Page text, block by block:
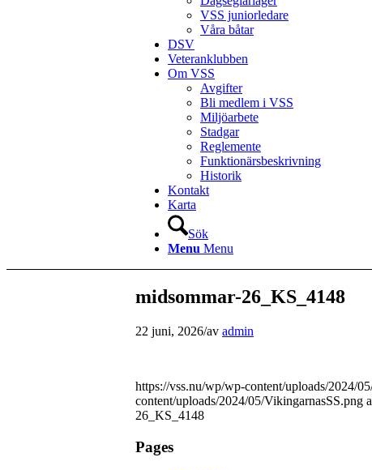
VSS juniorledare
Våra båtar
DSV
Veteranklubben
Om VSS
Avgifter
Bli medlem i VSS
Miljöarbete
Stadgar
Reglemente
Funktionärsbeskrivning
Historik
Kontakt
Karta
Sök
Menu Menu
midsommar-26_KS_4148
22 juni, 2026/av admin
https://vss.nu/wp/wp-content/uploads/2024/
content/uploads/2024/05/VikingarnasSS.png
26_KS_4148
Pages